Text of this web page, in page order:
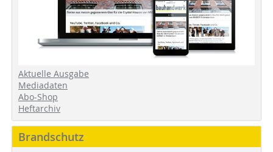
Aktuelle Ausgabe
Mediadaten
Abo-Shop
Heftarchiv
Brandschutz